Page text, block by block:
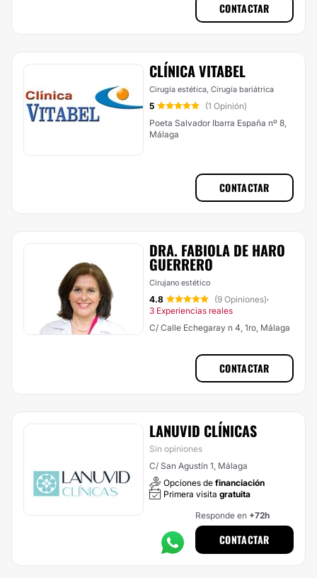
CONTACTAR
CLÍNICA VITABEL
Cirugía estética, Cirugía bariátrica
5
(1 Opinión)
Poeta Salvador Ibarra España nº 8,
Málaga
CONTACTAR
DRA. FABIOLA DE HARO
GUERRERO
Cirujano estético
4.8 (9 Opiniones)·
3 Experiencias reales
C/ Calle Echegaray n 4, 1ro, Málaga
CONTACTAR
LANUVID CLÍNICAS
Sin opiniones
C/ San Agustín 1, Málaga
Opciones de financiación
Primera visita gratuita
Responde en +72h
CONTACTAR